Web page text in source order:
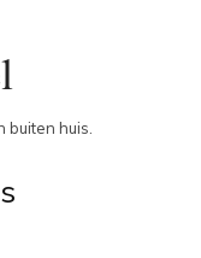
huis.